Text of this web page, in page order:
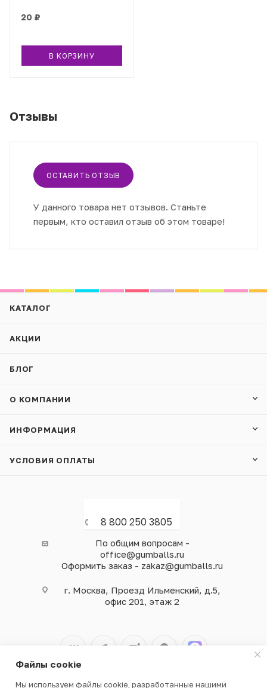
20 ₽
В КОРЗИНУ
Отзывы
ОСТАВИТЬ ОТЗЫВ
У данного товара нет отзывов. Станьте
первым, кто оставил отзыв об этом товаре!
КАТАЛОГ
АКЦИИ
БЛОГ
О КОМПАНИИ
ИНФОРМАЦИЯ
УСЛОВИЯ ОПЛАТЫ
8 800 250 3805
По общим вопросам -
office@gumballs.ru
Оформить заказ - zakaz@gumballs.ru
г. Москва, Проезд Ильменский, д.5,
офис 201, этаж 2
Файлы cookie
Мы используем файлы cookie, разработанные нашими